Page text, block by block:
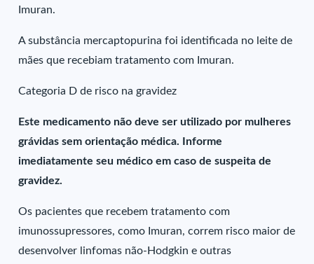
Imuran.
A substância mercaptopurina foi identificada no leite de
mães que recebiam tratamento com Imuran.
Categoria D de risco na gravidez
Este medicamento não deve ser utilizado por mulheres
grávidas sem orientação médica. Informe
imediatamente seu médico em caso de suspeita de
gravidez.
Os pacientes que recebem tratamento com
imunossupressores, como Imuran, correm risco maior de
desenvolver linfomas não-Hodgkin e outras